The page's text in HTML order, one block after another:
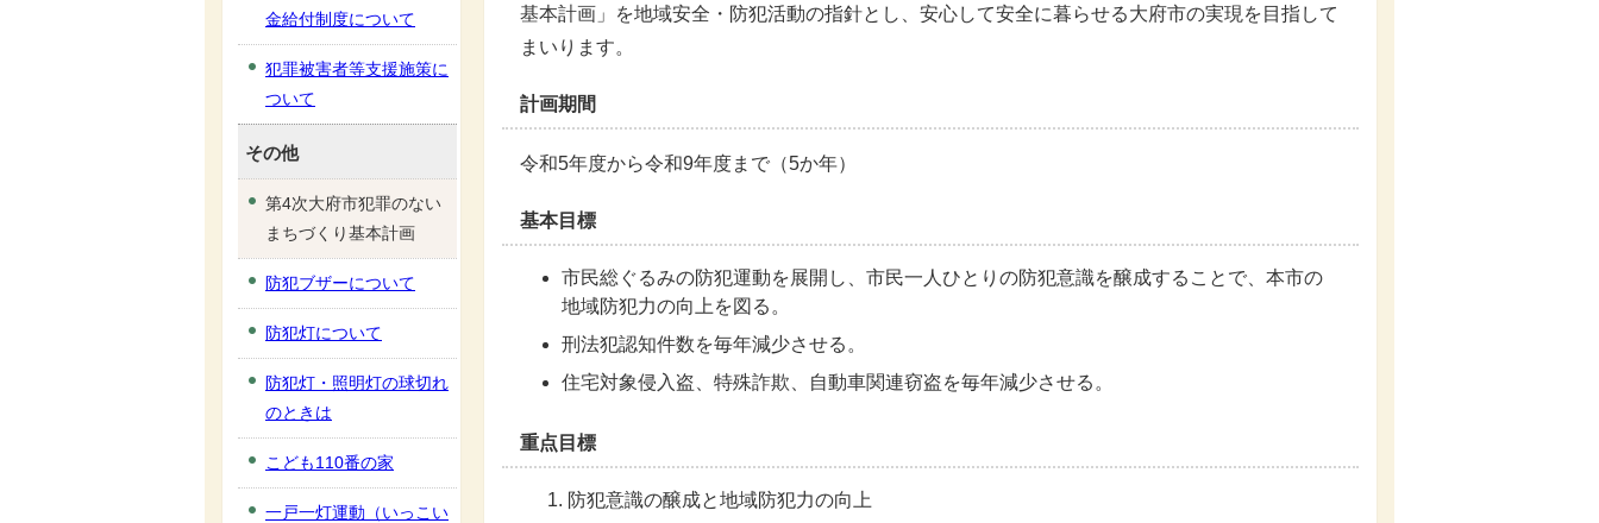
基本計画」を地域安全・防犯活動の指針とし、安心して安全に暮らせる大府市の実現を目指して
まいります。
計画期間
令和5年度から令和9年度まで（5か年）
基本目標
市民総ぐるみの防犯運動を展開し、市民一人ひとりの防犯意識を醸成することで、本市の
地域防犯力の向上を図る。
刑法犯認知件数を毎年減少させる。
住宅対象侵入盗、特殊詐欺、自動車関連窃盗を毎年減少させる。
重点目標
防犯意識の醸成と地域防犯力の向上
金給付制度について
犯罪被害者等支援施策に
ついて
その他
第4次大府市犯罪のない
まちづくり基本計画
防犯ブザーについて
防犯灯について
防犯灯・照明灯の球切れ
のときは
こども110番の家
一戸一灯運動（いっこい